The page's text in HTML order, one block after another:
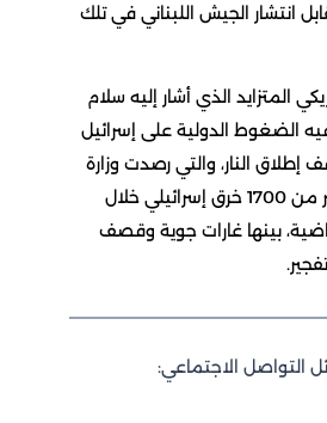
انتشار الجيش اللبناني في تلك
المتزايد الذي أشار إليه سلام
الضغوط الدولية على إسرائيل
إطلاق النار، والتي رصدت وزارة
الإعلام اللبنانية أكثر من 1700 خرق إسرائيلي خلال
بينها غارات جوية وقصف
التواصل الاجتماعي: